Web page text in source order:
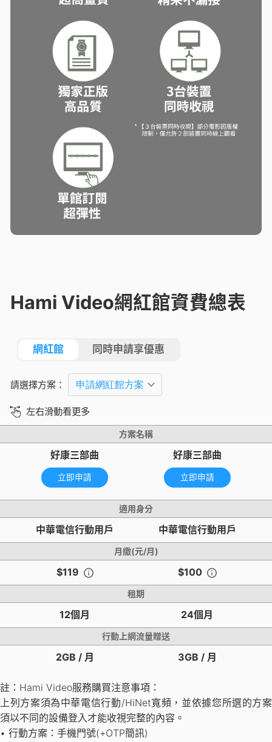
Hami Video網紅館資費總表
網紅館 同時申請享優惠
請選擇方案：
左右滑動看更多
方案名稱
適用身分
月繳(元/月)
租期
行動上網流量贈送
好康三部曲
立即申請
中華電信行動用戶
$119
12個月
2GB / 月
好康三部曲
立即申請
中華電信行動用戶
$100
24個月
3GB / 月
註：Hami Video服務購買注意事項：
上列方案須為中華電信行動/HiNet寬頻，並依據您所選的方案
須以不同的設備登入才能收視完整的內容。
• 行動方案：手機門號(+OTP簡訊)